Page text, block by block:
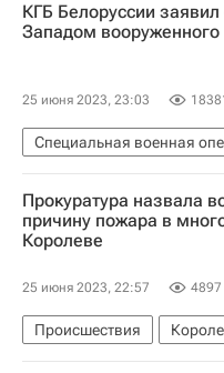
КГБ Белоруссии заявил
Западом вооруженного
25 июня 2023, 23:03
Специальная военная
В мире
Белоруссия
Украина
Литва
Служба безопасности
Прокуратура назвала
причину пожара в
Королеве
25 июня 2023, 22:57 4897
Происшествия
Московская область